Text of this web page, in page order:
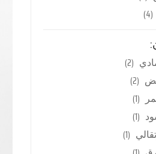
(4)
(2)
(2)
(1)
(1)
(1)